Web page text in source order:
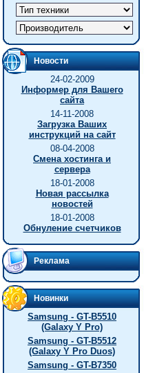
Новости
24-02-2009
Информер для Вашего
сайта
14-11-2008
Загрузка Ваших
инструкций на сайт
08-04-2008
Смена хостинга и
сервера
18-01-2008
Новая рассылка
новостей
18-01-2008
Обнуление счетчиков
Реклама
Новинки
Samsung - GT-B5510
(Galaxy Y Pro)
Samsung - GT-B5512
(Galaxy Y Pro Duos)
Samsung - GT-B7350